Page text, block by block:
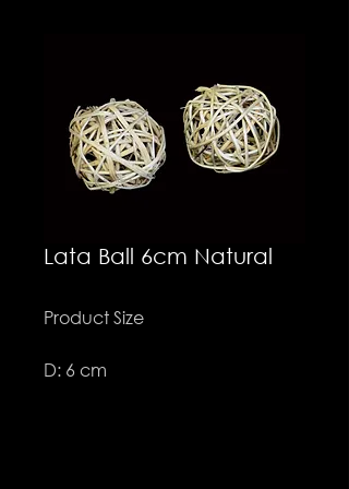
Lata Ball 6cm Natural
Product Size
D: 6 cm